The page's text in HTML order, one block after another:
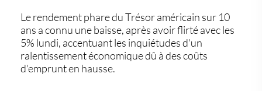
Le rendement phare du Trésor américain sur 10
ans a connu une baisse, après avoir flirté avec les
5% lundi, accentuant les inquiétudes d'un
ralentissement économique dû à des coûts
d'emprunt en hausse.